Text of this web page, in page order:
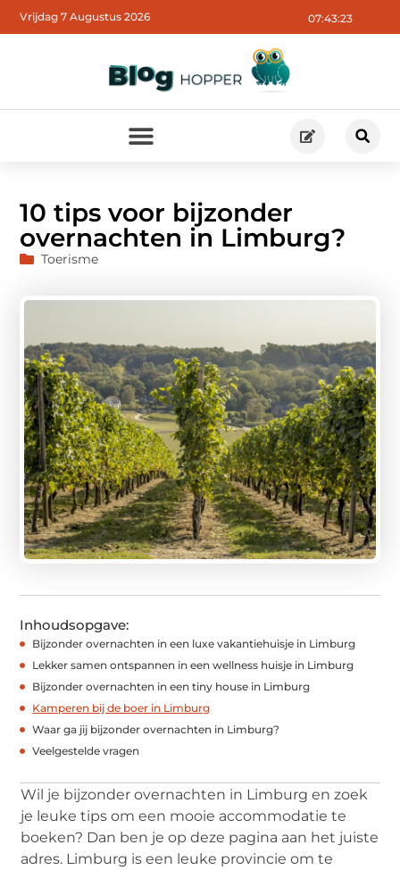
07:43:24
Vrijdag 7 Augustus 2026
10 tips voor bijzonder
overnachten in Limburg?
Toerisme
Inhoudsopgave:
Bijzonder overnachten in een luxe vakantiehuisje in Limburg
Lekker samen ontspannen in een wellness huisje in Limburg
Bijzonder overnachten in een tiny house in Limburg
Kamperen bij de boer in Limburg
Waar ga jij bijzonder overnachten in Limburg?
Veelgestelde vragen
Wil je bijzonder overnachten in Limburg en zoek
je leuke tips om een mooie accommodatie te
boeken? Dan ben je op deze pagina aan het juiste
adres. Limburg is een leuke provincie om te